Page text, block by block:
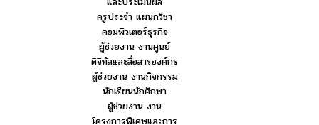
ครูประจำ แผนกวิชา
คอมพิวเตอร์ธุรกิจ
ผู้ช่วยงาน งานศูนย์
ดิจิทัลและสื่อสารองค์กร
ผู้ช่วยงาน งานกิจกรรม
นักเรียนนักศึกษา
ผู้ช่วยงาน งาน
โครงการพิเศษและการ